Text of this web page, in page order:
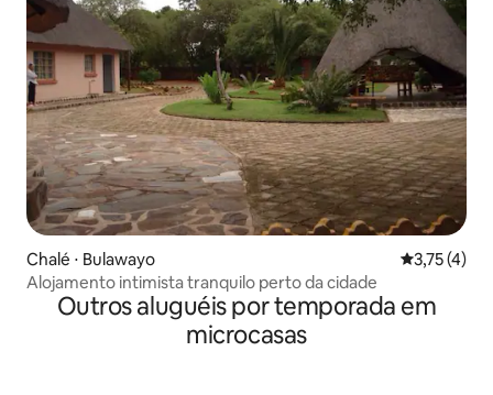
Chalé ⋅ Bulawayo 3,75 de
3,75 (4)
Alojamento intimista tranquilo perto da cidade
Outros aluguéis por temporada em
microcasas